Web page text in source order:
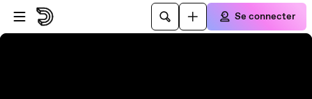
Passer au player
Passer au contenu principal
Se connecter